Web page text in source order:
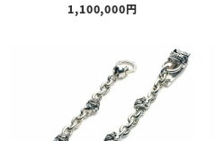
1,100,000